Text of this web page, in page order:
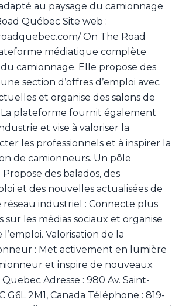
au paysage du camionnage
Québec Site web :
On The Road
médiatique complète
camionnage. Elle propose des
section d’offres d’emploi avec
et organise des salons de
La plateforme fournit également
et vise à valoriser la
les professionnels et à inspirer la
de camionneurs. Un pôle
des balados, des
et des nouvelles actualisées de
réseau industriel : Connecte plus
sur les médias sociaux et organise
Valorisation de la
: Met activement en lumière
et inspire de nouveaux
Adresse : 980 Av. Saint-
G6L 2M1, Canada Téléphone : 819-